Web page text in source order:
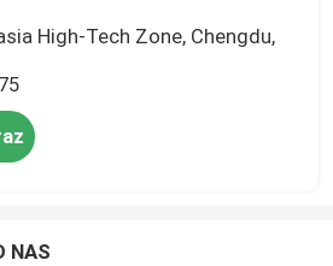
High-Tech Zone, Chengdu,
NAS